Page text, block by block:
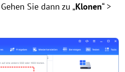
Sie dann zu „Klonen“ >